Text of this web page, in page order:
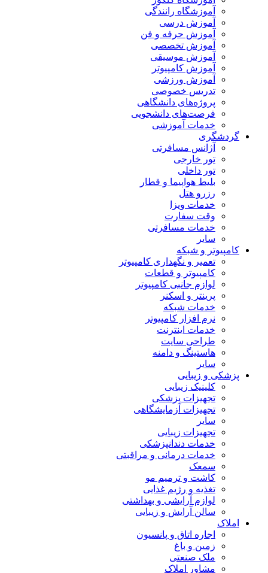
آموزشگاه رانندگی
آموزش درسی
آموزش حرفه و فن
آموزش تخصصی
آموزش موسیقی
آموزش کامپیوتر
آموزش ورزشی
تدریس خصوصی
پروژه‌های دانشگاهی
فرصت‌های دانشجویی
خدمات آموزشی
گردشگری
آژانس مسافرتی
تور خارجی
تور داخلی
بلیط هواپیما و قطار
رزرو هتل
خدمات ویزا
وقت سفارت
خدمات مسافرتی
سایر
کامپیوتر و شبکه
تعمیر و نگهداری کامپیوتر
کامپیوتر و قطعات
لوازم جانبی کامپیوتر
پرینتر و اسکنر
خدمات شبکه
نرم افزار کامپیوتر
خدمات اینترنت
طراحی سایت
هاستینگ و دامنه
سایر
پزشکی و زیبایی
کلینیک زیبایی
تجهیزات پزشکی
تجهیزات آزمایشگاهی
سایر
تجهیزات زیبایی
خدمات دندانپزشکی
خدمات درمانی و مراقبتی
سمعک
کاشت و ترمیم مو
تغذیه و رژیم غذایی
لوازم آرایشی و بهداشتی
سالن آرایش و زیبایی
املاک
اجاره اتاق و پانسیون
زمین و باغ
ملک صنعتی
مشاور املاک